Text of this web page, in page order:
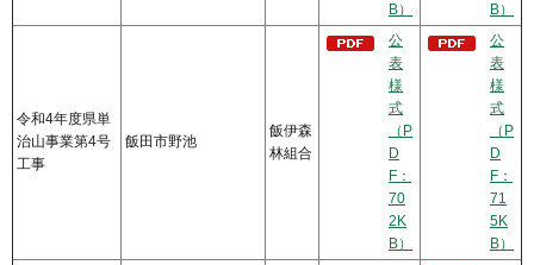
B）
B）
令和4年度県単
治山事業第4号
工事
飯田市野池
飯伊森
林組合
公
表
様
式
（P
D
F：
70
2K
B）
公
表
様
式
（P
D
F：
71
5K
B）